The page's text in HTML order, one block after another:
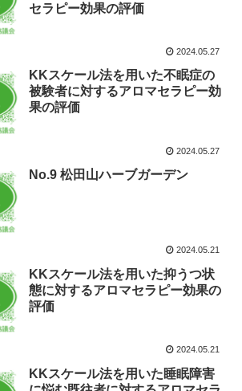
セラピー効果の評価
2024.05.27
KKスケール法を用いた不眠症の
被験者に対するアロマセラピー効
果の評価
2024.05.27
No.9 松田山ハーブガーデン
2024.05.21
KKスケール法を用いた抑うつ状
態に対するアロマセラピー効果の
評価
2024.05.21
KKスケール法を用いた睡眠障害